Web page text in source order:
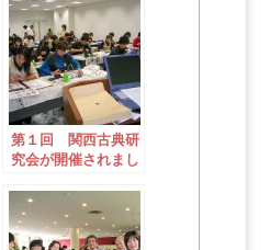
第１回 関西古典研
究会が開催されまし